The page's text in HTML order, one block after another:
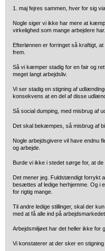
1. maj fejres sammen, hver for sig
Nogle siger vi ikke har mere at
virkelighed som mange arbejdere har.
Efterlønnen er forringet så kraftigt,
frem.
Så vi kæmper stadig for en fair og
meget langt arbejdsliv.
Vi ser stadig en stigning af
konsekvens at en del af disse
Så social dumping, med misbrug af
Det skal bekæmpes, så misbrug af
Nogle arbejdsgivere vil have endnu
og arbejde.
Burde vi ikke i stedet sørge for, at
Det mener jeg. Fuldstændigt forrykt
besættes af ledige herhjemme. Og i
for rigtig mange.
Til andre ledige stillinger, skal der
med at få alle ind på
Arbejdsmiljøet har det heller ikke for
Vi konstaterer at der sker en